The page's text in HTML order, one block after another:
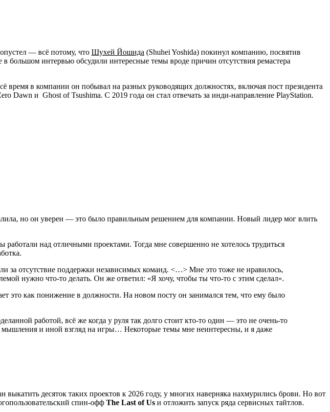
— всё потому, что Шухей Йошида (Shuhei Yoshida) покинул компанию, посвятив
большом интервью обсудили интересные темы вроде причин отсутствия ремастера
время в компании он побывал на разных руководящих должностях, включая пост президента
Dawn и Ghost of Tsushima. С 2019 года он стал отвечать за инди-направление PlayStation.
но он уверен — это было правильным решением для компании. Новый лидер мог влить
над отличными проектами. Тогда мне совершенно не хотелось трудиться
за отсутствие поддержки независимых команд. <…> Мне это тоже не нравилось,
нужно что-то делать. Он же ответил: «Я хочу, чтобы ты что-то с этим сделал».
это как понижение в должности. На новом посту он занимался тем, что ему было
работой, всё же когда у руля так долго стоит кто-то один — это не очень-то
мышления и иной взгляд на игры… Некоторые темы мне неинтересны, и я даже
выкатить десяток таких проектов к 2026 году, у многих наверняка нахмурились брови. Но вот
спин-офф The Last of Us и отложить запуск ряда сервисных тайтлов.